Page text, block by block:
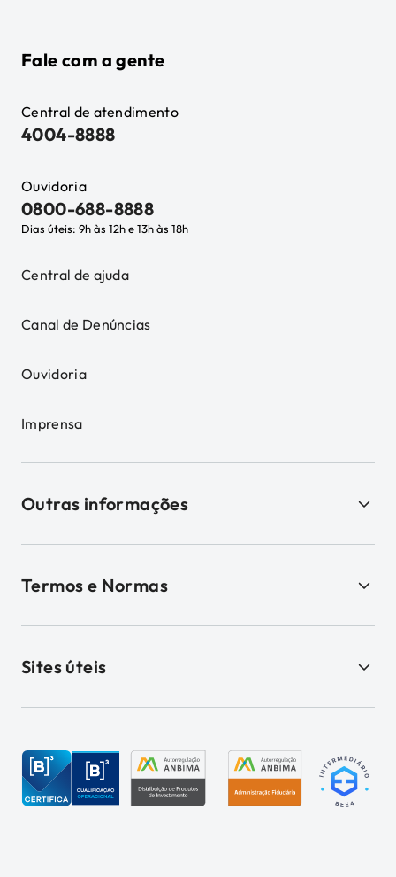
Fale com a gente
Central de atendimento
4004-8888
Ouvidoria
0800-688-8888
Dias úteis: 9h às 12h e 13h às 18h
Central de ajuda
Canal de Denúncias
Ouvidoria
Imprensa
Outras informações
Termos e Normas
Sites úteis